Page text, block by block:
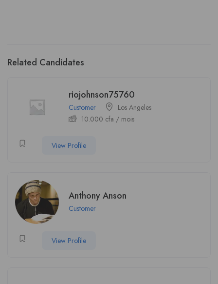
Related Candidates
riojohnson75760
Customer
Los Angeles
10.000 cfa / mois
View Profile
Anthony Anson
Customer
View Profile